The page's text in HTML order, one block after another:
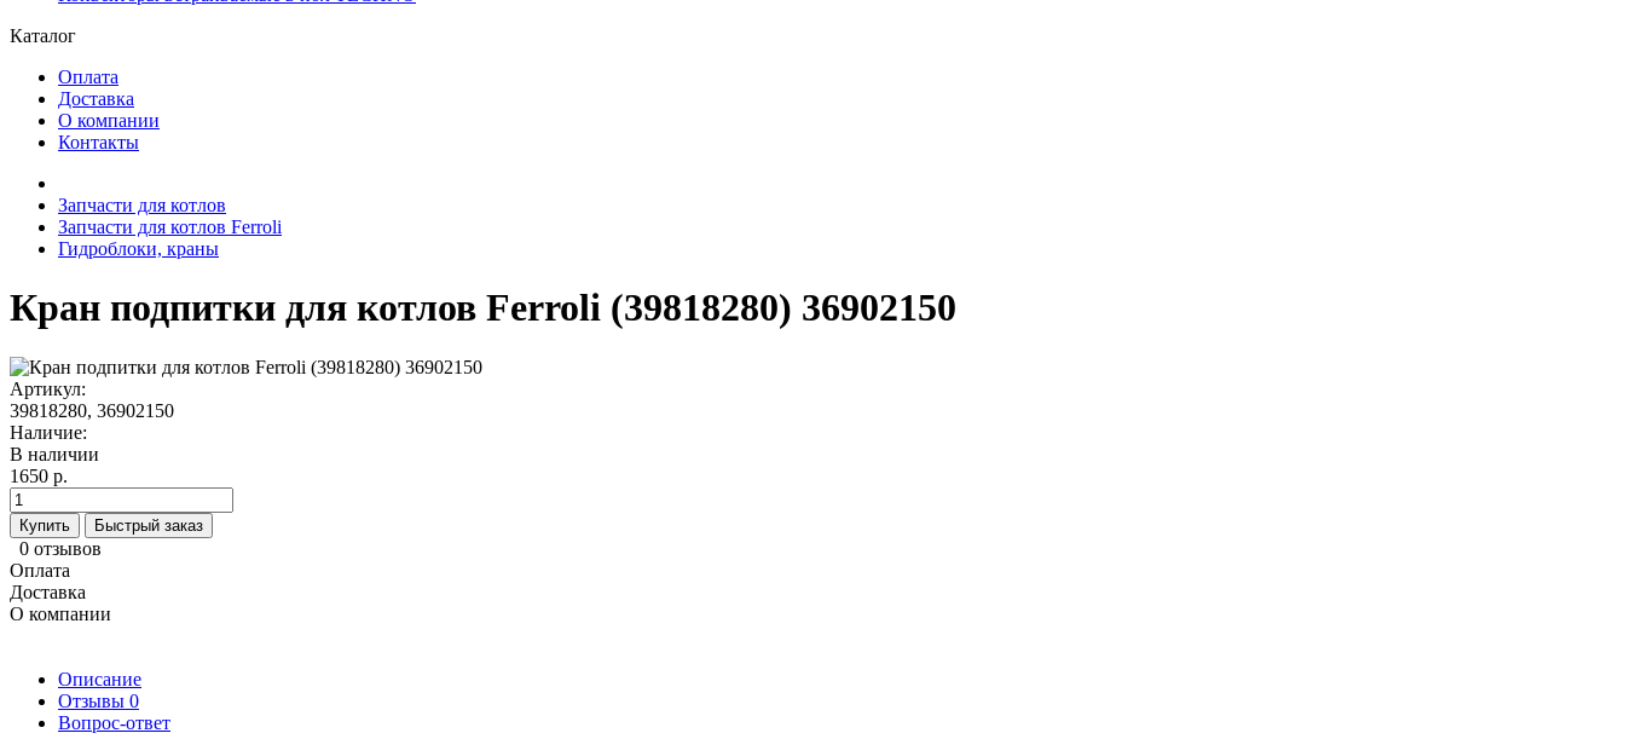
Каталог
Оплата
Доставка
О компании
Контакты
Запчасти для котлов
Запчасти для котлов Ferroli
Гидроблоки, краны
Кран подпитки для котлов Ferroli (39818280) 36902150
Артикул:
39818280, 36902150
Наличие:
В наличии
1650 р.
Купить Быстрый заказ
0 отзывов
Оплата
Доставка
О компании
Описание
Отзывы 0
Вопрос-ответ